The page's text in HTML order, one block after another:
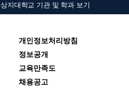
상지대학교 기관 및 학과 보기
개인정보처리방침
정보공개
교육만족도
채용공고